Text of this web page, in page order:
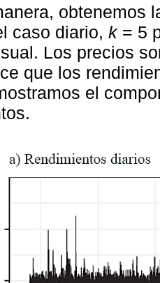
obtenemos
caso diario, k= 5
Los precios
que los
el